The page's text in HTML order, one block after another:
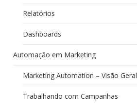
Relatórios
Dashboards
Automação em Marketing
Marketing Automation – Visão Geral
Trabalhando com Campanhas